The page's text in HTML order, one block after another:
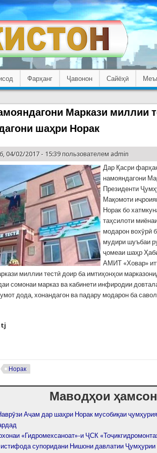
Фарҳанг Ҷавонон Сайёҳӣ
Маркази миллии
шаҳри Норак
04/02/2017 - 15:39 пользователем admin
Дар Қасри
намояндагони
Президенти
Мақомоти
Норак бо
таҳсилоти
модарон вохӯрӣ
мудири шуъбаи
ҷомеаи шаҳр
АМИТ «Ховар»
миллии тестӣ доир ба имтиҳонҳои
сомонаи марказ ва кабинети инфиродии
дода, хонандагон ва падару модарон ба
Норак
Маводҳои ҳамсон
Аҷам дар шаҳри Норак мусобиқаи
«Гидромехсаноат»-и ҶСК
супоридани Нишони давлатии Ҷумҳурии